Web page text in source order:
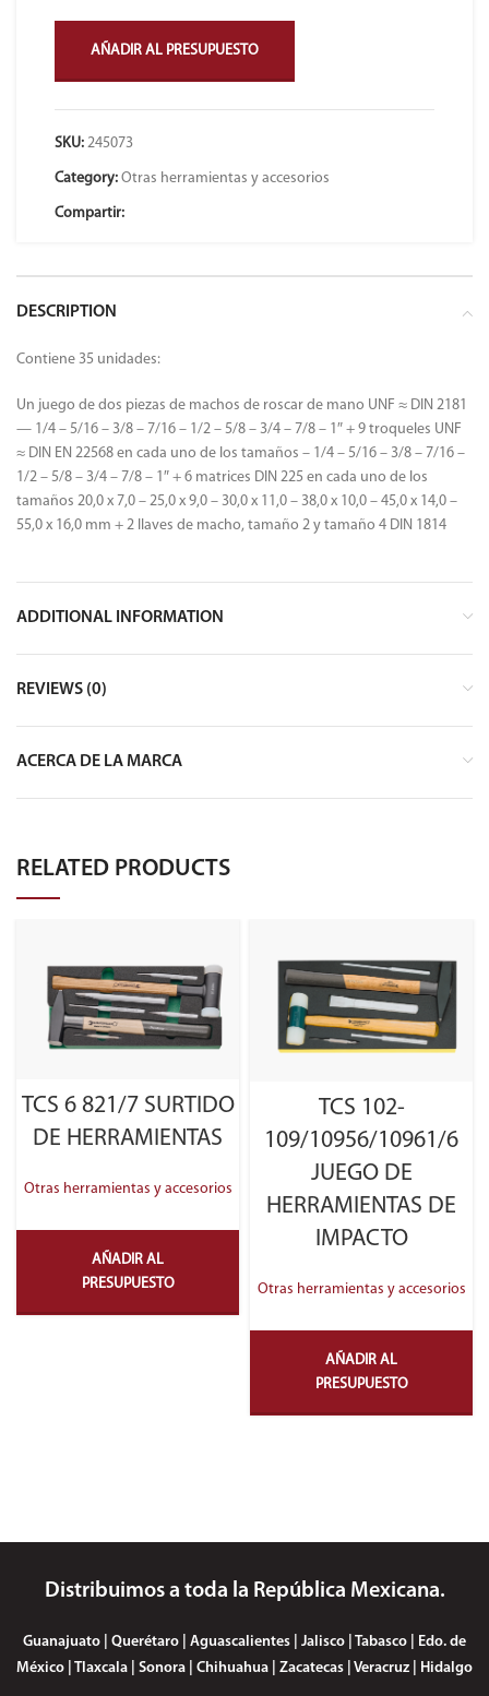
AÑADIR AL PRESUPUESTO
SKU: 245073
Category: Otras herramientas y accesorios
Compartir:
DESCRIPTION
Contiene 35 unidades:
Un juego de dos piezas de machos de roscar de mano UNF ≈ DIN 2181
— 1/4 – 5/16 – 3/8 – 7/16 – 1/2 – 5/8 – 3/4 – 7/8 – 1″ + 9 troqueles UNF
≈ DIN EN 22568 en cada uno de los tamaños – 1/4 – 5/16 – 3/8 – 7/16 –
1/2 – 5/8 – 3/4 – 7/8 – 1″ + 6 matrices DIN 225 en cada uno de los
tamaños 20,0 x 7,0 – 25,0 x 9,0 – 30,0 x 11,0 – 38,0 x 10,0 – 45,0 x 14,0 –
55,0 x 16,0 mm + 2 llaves de macho, tamaño 2 y tamaño 4 DIN 1814
ADDITIONAL INFORMATION
REVIEWS (0)
ACERCA DE LA MARCA
RELATED PRODUCTS
TCS 6 821/7 SURTIDO
DE HERRAMIENTAS
Otras herramientas y accesorios
AÑADIR AL
PRESUPUESTO
TCS 102-
109/10956/10961/6
JUEGO DE
HERRAMIENTAS DE
IMPACTO
Otras herramientas y accesorios
AÑADIR AL
PRESUPUESTO
Distribuimos a toda la República Mexicana.
Guanajuato | Querétaro | Aguascalientes | Jalisco | Tabasco | Edo. de
México | Tlaxcala | Sonora | Chihuahua | Zacatecas | Veracruz | Hidalgo